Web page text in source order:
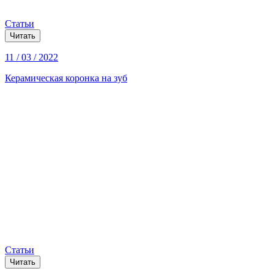
Статьи
Читать
11 / 03 / 2022
Керамическая коронка на зуб
Статьи
Читать